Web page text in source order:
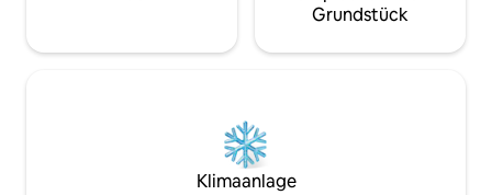
Grundstück
Klimaanlage